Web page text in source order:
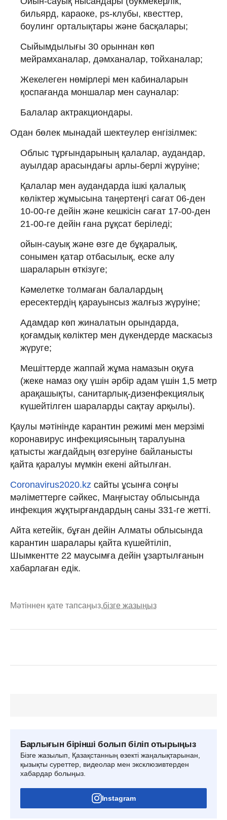
бильярд, караоке, ps-клубы, квесттер,
боулинг орталықтары және басқалары;
Сыйымдылығы 30 орыннан көп
мейрамханалар, дәмханалар, тойханалар;
Жекелеген нөмірлері мен кабиналарын
қоспағанда моншалар мен сауналар:
Балалар актракциондары.
Одан бөлек мынадай шектеулер енгізілмек:
Облыс тұрғындарының қалалар, аудандар,
ауылдар арасындағы арлы-берлі жүруіне;
Қалалар мен аудандарда ішкі қалалық
көліктер жұмысына таңертеңгі сағат 06-ден
10-00-ге дейін және кешкісін сағат 17-00-ден
21-00-ге дейін ғана рұқсат беріледі;
ойын-сауық және өзге де бұқаралық,
сонымен қатар отбасылық, еске алу
шараларын өткізуге;
Кәмелетке толмаған балалардың
ересектердің қарауынсыз жалғыз жүруіне;
Адамдар көп жиналатын орындарда,
қоғамдық көліктер мен дүкендерде маскасыз
жүруге;
Мешіттерде жаппай жұма намазын оқуға
(жеке намаз оқу үшін әрбір адам үшін 1,5 метр
арақашықты, санитарлық-дизенфекциялық
күшейтілген шараларды сақтау арқылы).
Қаулы мәтінінде карантин режимі мен мерзімі
коронавирус инфекциясының таралуына
қатысты жағдайдың өзгеруіне байланысты
қайта қаралуы мүмкін екені айтылған.
Coronavirus2020.kz сайты ұсынға соңғы
мәліметтерге сәйкес, Маңғыстау облысында
инфекция жұқтырғандардың саны 331-ге жетті.
Айта кетейік, бұған дейін Алматы облысында
карантин шаралары қайта күшейтіліп,
Шымкентте 22 маусымға дейін ұзартылғанын
хабарлаған едік.
Мәтіннен қате тапсаңыз,бізге жазыңыз
Барлығын бірінші болып біліп отырыңыз
Бізге жазылып, Қазақстанның өзекті жаңалықтарынан,
қызықты суреттер, видеолар мен эксклюзивтерден
хабардар болыңыз.
Instagram